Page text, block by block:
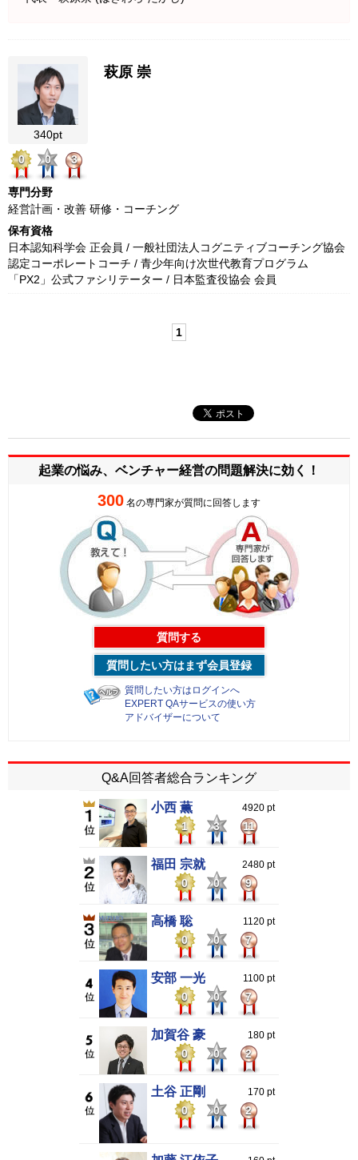
340pt
0
0 3
萩原 崇
専門分野
経営計画・改善 研修・コーチング
保有資格
日本認知科学会 正会員 / 一般社団法人コグニティブコーチング協会
認定コーポレートコーチ / 青少年向け次世代教育プログラム
「PX2」公式ファシリテーター / 日本監査役協会 会員
1
起業の悩み、ベンチャー経営の問題解決に効く！
300 名の専門家が質問に回答します
質問する
質問したい方はまず会員登録
質問したい方はログインへ
EXPERT QAサービスの使い方
アドバイザーについて
Q&A回答者総合ランキング
小西 薫 4920 pt
1 3 11
福田 宗就 2480 pt
0 0 9
高橋 聡 1120 pt
0 0 7
安部 一光 1100 pt
0 0 7
加賀谷 豪 180 pt
0 0 2
土谷 正剛 170 pt
0 0 2